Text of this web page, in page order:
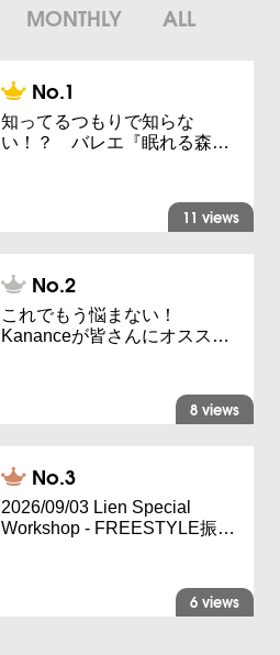
MONTHLY ALL
知ってるつもりで知らな
い！？ バレエ『眠れる森…
11 views
これでもう悩まない！
Kananceが皆さんにオスス…
8 views
2026/09/03 Lien Special
Workshop - FREESTYLE振…
6 views